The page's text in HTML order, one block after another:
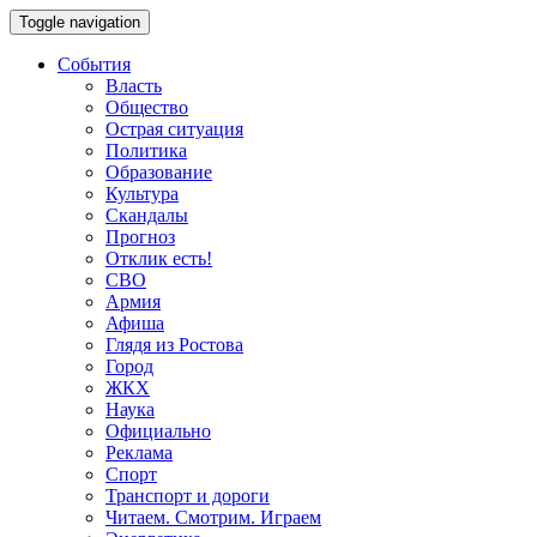
Toggle navigation
События
Власть
Общество
Острая ситуация
Политика
Образование
Культура
Скандалы
Прогноз
Отклик есть!
СВО
Армия
Афиша
Глядя из Ростова
Город
ЖКХ
Наука
Официально
Реклама
Спорт
Транспорт и дороги
Читаем. Смотрим. Играем